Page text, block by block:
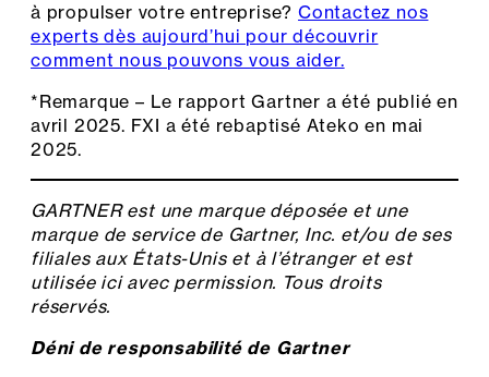
à propulser votre entreprise?Contactez nos
experts dès aujourd’hui pour découvrir
comment nous pouvons vous aider.
*Remarque – Le rapport Gartner a été publié en
avril 2025. FXI a été rebaptisé Ateko en mai
2025.
GARTNER est une marque déposée et une
marque de service de Gartner, Inc. et/ou de ses
filiales aux États-Unis et à l’étranger et est
utilisée ici avec permission. Tous droits
réservés.
Déni de responsabilité de Gartner